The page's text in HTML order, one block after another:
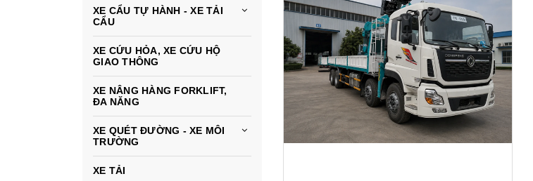
XE CẨU TỰ HÀNH - XE TẢI
CẨU
XE CỨU HỎA, XE CỨU HỘ
GIAO THÔNG
XE NÂNG HÀNG FORKLIFT,
ĐA NĂNG
XE QUÉT ĐƯỜNG - XE MÔI
TRƯỜNG
XE TẢI